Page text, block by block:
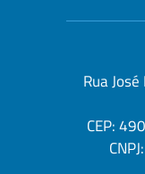
Rua
CEP: